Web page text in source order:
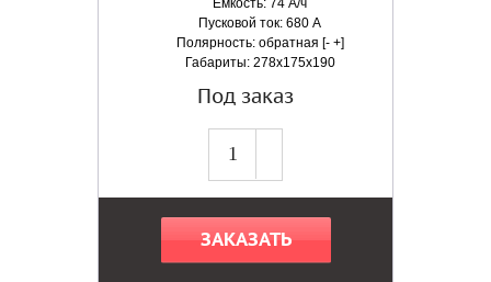
Емкость: 74 А/ч
Пусковой ток: 680 А
Полярность: обратная [- +]
Габариты: 278x175x190
Под заказ
ЗАКАЗАТЬ